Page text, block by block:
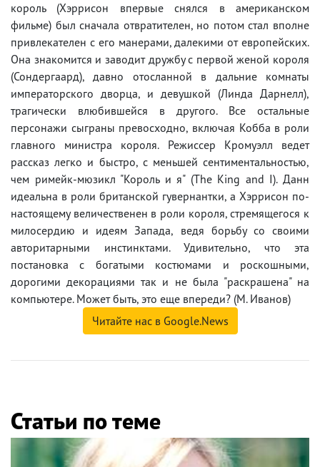
король (Хэррисон впервые снялся в американском
фильме) был сначала отвратителен, но потом стал вполне
привлекателен с его манерами, далекими от европейских.
Она знакомится и заводит дружбу с первой женой короля
(Сондергаард), давно отосланной в дальние комнаты
императорского дворца, и девушкой (Линда Дарнелл),
трагически влюбившейся в другого. Все остальные
персонажи сыграны превосходно, включая Кобба в роли
главного министра короля. Режиссер Кромуэлл ведет
рассказ легко и быстро, с меньшей сентиментальностью,
чем римейк-мюзикл "Король и я" (The King and I). Данн
идеальна в роли британской гувернантки, а Хэррисон по-
настоящему величественен в роли короля, стремящегося к
милосердию и идеям Запада, ведя борьбу со своими
авторитарными инстинктами. Удивительно, что эта
постановка с богатыми костюмами и роскошными,
дорогими декорациями так и не была "раскрашена" на
компьютере. Может быть, это еще впереди? (М. Иванов)
Читайте нас в Google.News
Статьи по теме